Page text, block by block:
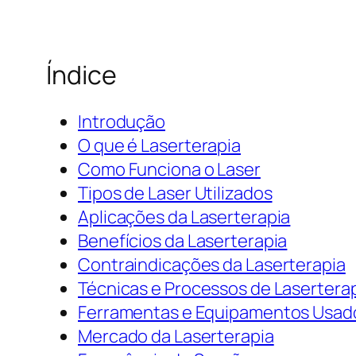
Índice
Introdução
O que é Laserterapia
Como Funciona o Laser
Tipos de Laser Utilizados
Aplicações da Laserterapia
Benefícios da Laserterapia
Contraindicações da Laserterapia
Técnicas e Processos de
Ferramentas e Equipamentos
Mercado da Laserterapia